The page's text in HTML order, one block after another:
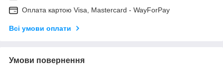
Оплата картою Visa, Mastercard - WayForPay
Всі умови оплати
Умови повернення